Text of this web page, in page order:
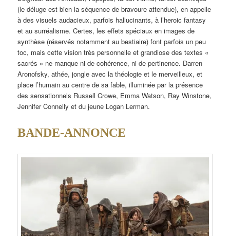
(le déluge est bien la séquence de bravoure attendue), en appelle
à des visuels audacieux, parfois hallucinants, à l’heroic fantasy
et au surréalisme. Certes, les effets spéciaux en images de
synthèse (réservés notamment au bestiaire) font parfois un peu
toc, mais cette vision très personnelle et grandiose des textes «
sacrés » ne manque ni de cohérence, ni de pertinence. Darren
Aronofsky, athée, jongle avec la théologie et le merveilleux, et
place l’humain au centre de sa fable, illuminée par la présence
des sensationnels Russell Crowe, Emma Watson, Ray Winstone,
Jennifer Connelly et du jeune Logan Lerman.
BANDE-ANNONCE